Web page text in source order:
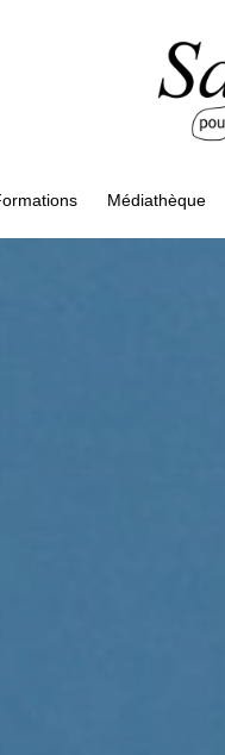
&
Médiathèque